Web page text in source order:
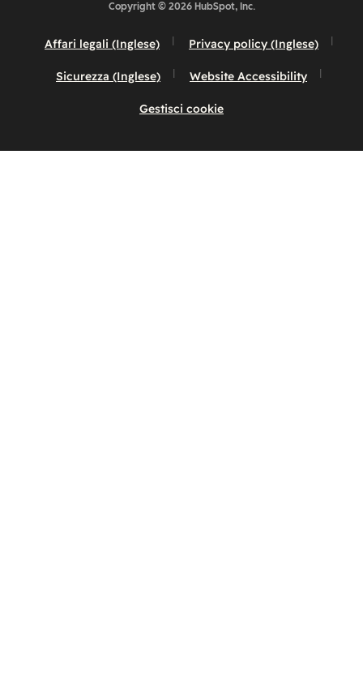
Copyright © 2026 HubSpot, Inc.
Affari legali (Inglese) Privacy policy (Inglese)
Sicurezza (Inglese) Website Accessibility
Gestisci cookie